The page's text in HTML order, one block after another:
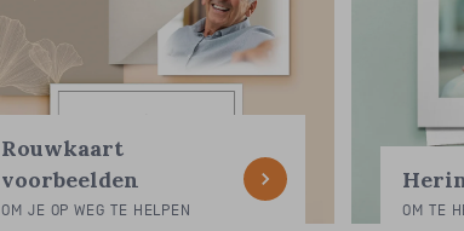
Rouwkaart
voorbeelden
OM JE OP WEG TE HELPEN OM TE